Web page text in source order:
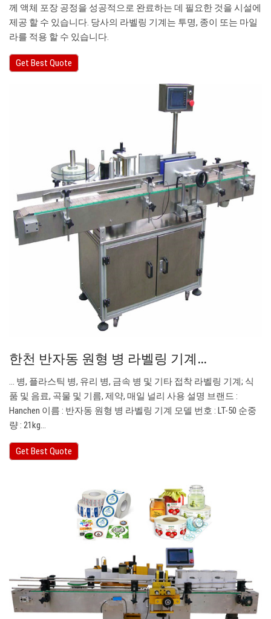
께 액체 포장 공정을 성공적으로 완료하는 데 필요한 것을 시설에
제공 할 수 있습니다. 당사의 라벨링 기계는 투명, 종이 또는 마일
라를 적용 할 수 있습니다.
Get Best Quote
한천 반자동 원형 병 라벨링 기계…
… 병, 플라스틱 병, 유리 병, 금속 병 및 기타 접착 라벨링 기계; 식
품 및 음료, 곡물 및 기름, 제약, 매일 널리 사용 설명 브랜드 :
Hanchen 이름 : 반자동 원형 병 라벨링 기계 모델 번호 : LT-50 순중
량 : 21kg…
Get Best Quote